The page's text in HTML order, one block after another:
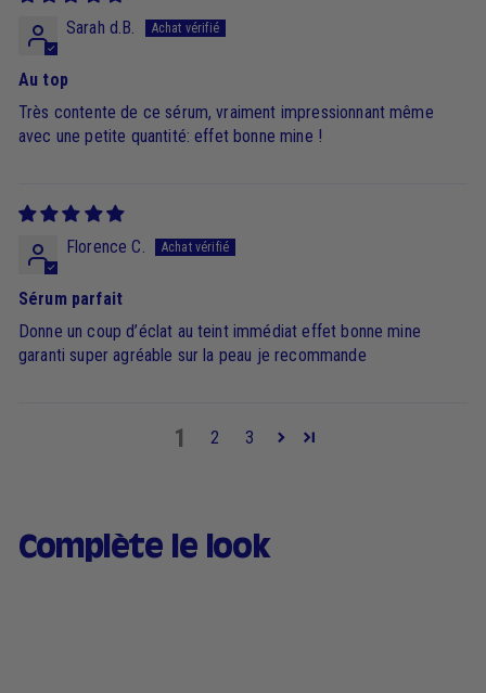
Sarah d.B.
Au top
Très contente de ce sérum, vraiment impressionnant même
avec une petite quantité: effet bonne mine !
Florence C.
Sérum parfait
Donne un coup d’éclat au teint immédiat effet bonne mine
garanti super agréable sur la peau je recommande
1 2 3
Complète le look